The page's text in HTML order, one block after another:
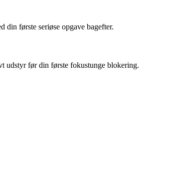
din første seriøse opgave bagefter.
udstyr før din første fokustunge blokering.